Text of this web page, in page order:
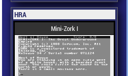
HRA
Mini-Zork I